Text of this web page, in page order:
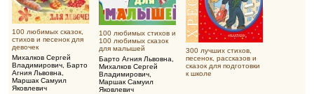
100 любимых сказок,
стихов и песенок для
девочек
Михалков Сергей
Владимирович Барто
Агния Львовна
Маршак Самуил
Яковлевич
100 любимых стихов и
100 любимых сказок
для малышей
Барто Агния Львовна
Михалков Сергей
Владимирович
Маршак Самуил
Яковлевич
300 лучших стихов,
песенок, рассказов и
сказок для подготовки
к школе